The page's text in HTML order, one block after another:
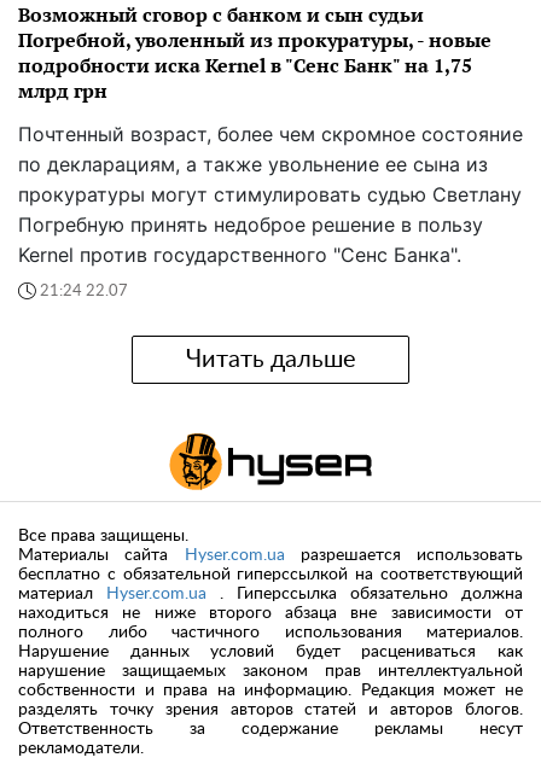
Возможный сговор с банком и сын судьи
Погребной, уволенный из прокуратуры, - новые
подробности иска Kernel в "Сенс Банк" на 1,75
млрд грн
Почтенный возраст, более чем скромное состояние
по декларациям, а также увольнение ее сына из
прокуратуры могут стимулировать судью Светлану
Погребную принять недоброе решение в пользу
Kernel против государственного "Сенс Банка".
21:24 22.07
Читать дальше
Все права защищены.
Материалы сайта
Hyser.com.ua разрешается использовать
бесплатно с обязательной гиперссылкой на соответствующий
материал
Hyser.com.ua . Гиперссылка обязательно должна
находиться не ниже второго абзаца вне зависимости от
полного либо частичного использования материалов.
Нарушение данных условий будет расцениваться как
нарушение защищаемых законом прав интеллектуальной
собственности и права на информацию. Редакция может не
разделять точку зрения авторов статей и авторов блогов.
Ответственность за содержание рекламы несут
рекламодатели.